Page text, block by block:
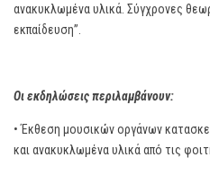
ανακυκλωμένα υλικά. Σύγχρονες
εκπαίδευση”.
Οι εκδηλώσεις περιλαμβάνουν:
• Έκθεση μουσικών οργάνων
και ανακυκλωμένα υλικά από τις